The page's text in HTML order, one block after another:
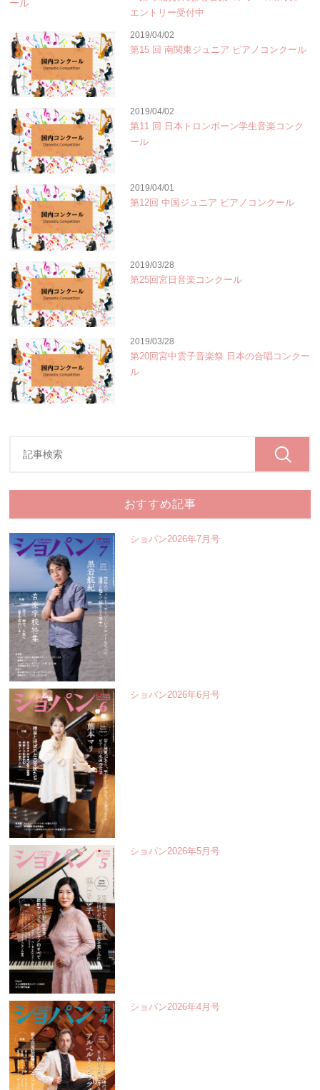
エントリー受付中
2019/04/02
第15 回 南関東ジュニア ピアノコンクール
2019/04/02
第11 回 日本トロンボーン学生音楽コンク
ール
2019/04/01
第12回 中国ジュニア ピアノコンクール
2019/03/28
第25回宮日音楽コンクール
2019/03/28
第20回宮中雲子音楽祭 日本の合唱コンクー
ル
おすすめ記事
ショパン2026年7月号
ショパン2026年6月号
ショパン2026年5月号
ショパン2026年4月号